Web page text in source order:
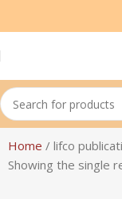
Home
lifco
Showing the single